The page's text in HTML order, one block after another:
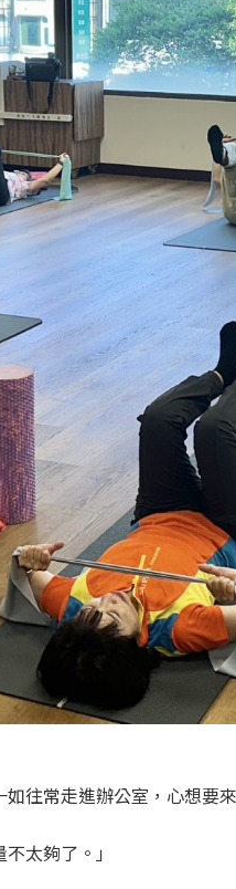
如往常走進辦公室，心想
太夠了。」